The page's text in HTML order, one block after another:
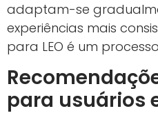
adaptam-se
experiências mais
para LEO é um
para usuários